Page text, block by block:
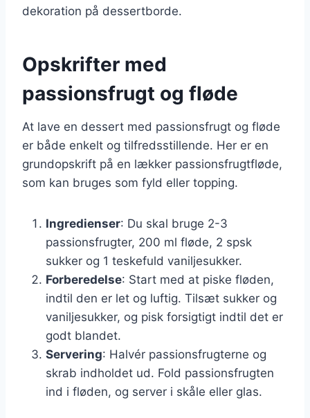
dekoration på dessertborde.
Opskrifter med
passionsfrugt og fløde
At lave en dessert med passionsfrugt og fløde
er både enkelt og tilfredsstillende. Her er en
grundopskrift på en lækker passionsfrugtfløde,
som kan bruges som fyld eller topping.
Ingredienser: Du skal bruge 2-3
passionsfrugter, 200 ml fløde, 2 spsk
sukker og 1 teskefuld vaniljesukker.
Forberedelse: Start med at piske fløden,
indtil den er let og luftig. Tilsæt sukker og
vaniljesukker, og pisk forsigtigt indtil det er
godt blandet.
Servering: Halvér passionsfrugterne og
skrab indholdet ud. Fold passionsfrugten
ind i fløden, og server i skåle eller glas.